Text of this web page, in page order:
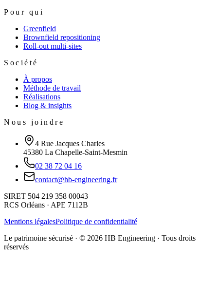
Pour qui
Greenfield
Brownfield repositioning
Roll-out multi-sites
Société
À propos
Méthode de travail
Réalisations
Blog & insights
Nous joindre
4 Rue Jacques Charles
45380 La Chapelle-Saint-Mesmin
02 38 72 04 16
contact@hb-engineering.fr
SIRET 504 219 358 00043
RCS Orléans · APE 7112B
Mentions légalesPolitique de confidentialité
Le patrimoine sécurisé · © 2026 HB Engineering · Tous droits
réservés